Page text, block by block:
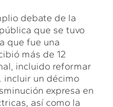
debate de la
que se tuvo
que fue una
más de 12
incluido reformar
incluir un décimo
expresa en
así como la